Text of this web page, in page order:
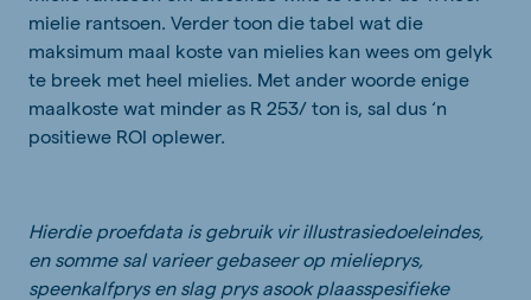
mielie rantsoen. Verder toon die tabel wat die
maksimum maal koste van mielies kan wees om gelyk
te breek met heel mielies. Met ander woorde enige
maalkoste wat minder as R 253/ ton is, sal dus ‘n
positiewe ROI oplewer.
Hierdie proefdata is gebruik vir illustrasiedoeleindes,
en somme sal varieer gebaseer op mielieprys,
speenkalfprys en slag prys asook plaasspesifieke